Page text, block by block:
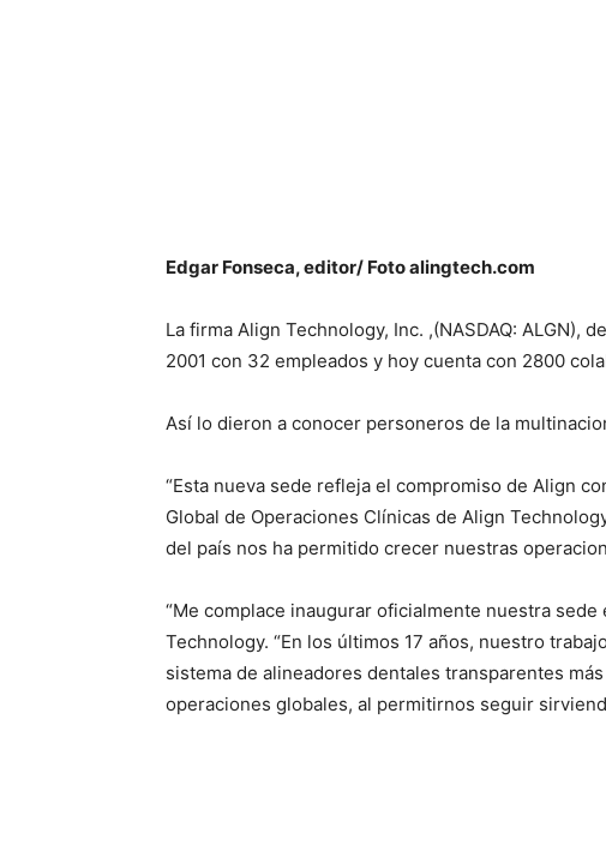
Edgar Fonseca, editor/ Foto alingtech.com
La firma Align Technology, Inc. ,(NASDAQ:
2001 con 32 empleados y hoy cuenta con 2800
Así lo dieron a conocer personeros de la
“Esta nueva sede refleja el compromiso de Align
Global de Operaciones Clínicas de Align
del país nos ha permitido crecer nuestras
“Me complace inaugurar oficialmente nuestra
Technology. “En los últimos 17 años, nuestro
sistema de alineadores dentales transparentes
operaciones globales, al permitirnos seguir